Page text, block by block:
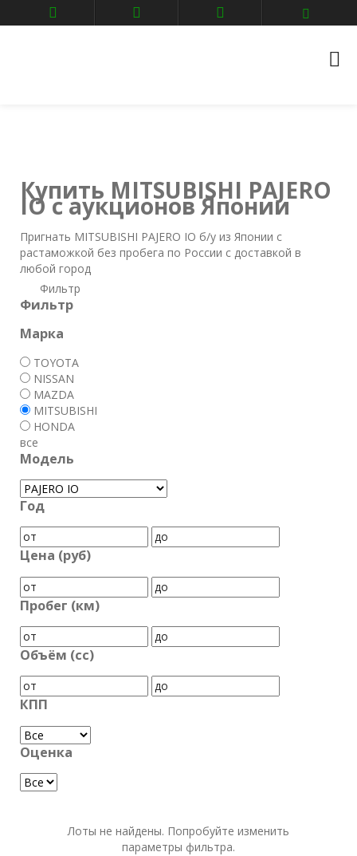
Главная
Авто аукционы
Купить MITSUBISHI PAJERO
IO с аукционов Японии
Пригнать MITSUBISHI PAJERO IO б/у из Японии с
растаможкой без пробега по России с доставкой в
любой город
Фильтр
Фильтр
Марка
TOYOTA
NISSAN
MAZDA
MITSUBISHI
HONDA
все
Модель
Год
Цена (руб)
Пробег (км)
Объём (cc)
КПП
Оценка
Лоты не найдены. Попробуйте изменить
параметры фильтра.